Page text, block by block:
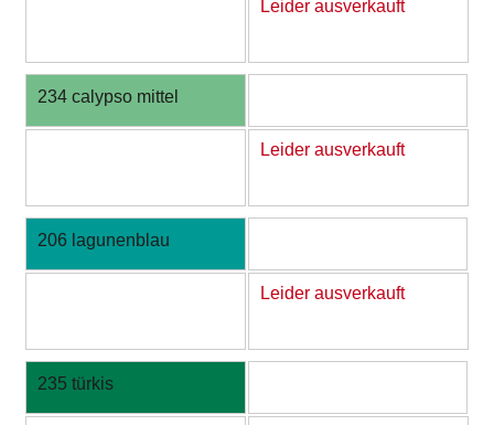
Leider ausverkauft
234 calypso mittel
Leider ausverkauft
206 lagunenblau
Leider ausverkauft
235 türkis